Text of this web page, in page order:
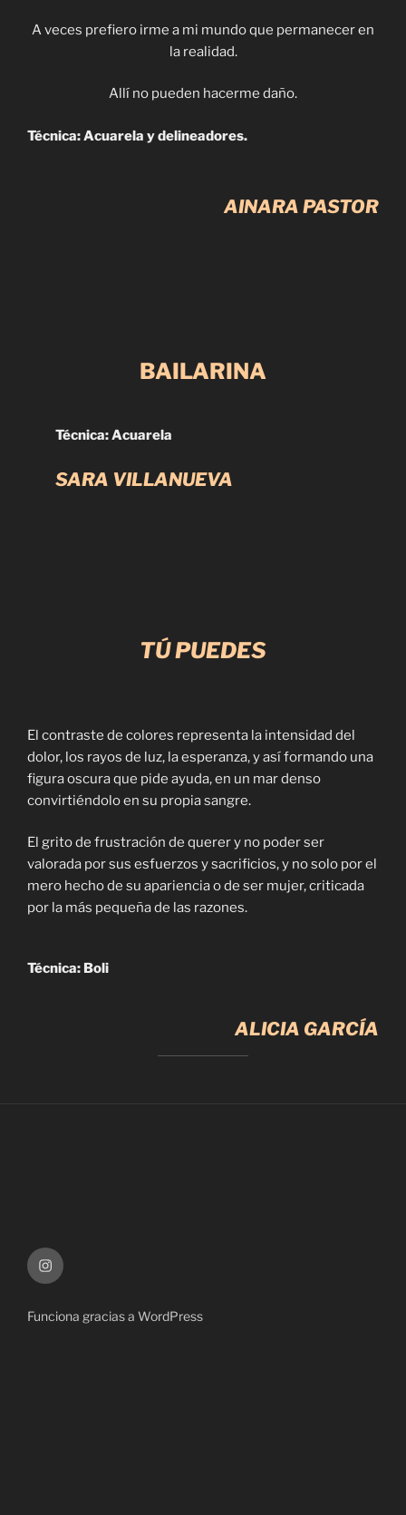
A veces prefiero irme a mi mundo que permanecer en
la realidad.
Allí no pueden hacerme daño.
Técnica: Acuarela y delineadores.
AINARA PASTOR
BAILARINA
Técnica: Acuarela
SARA VILLANUEVA
TÚ PUEDES
El contraste de colores representa la intensidad del
dolor, los rayos de luz, la esperanza, y así formando una
figura oscura que pide ayuda, en un mar denso
convirtiéndolo en su propia sangre.
El grito de frustración de querer y no poder ser
valorada por sus esfuerzos y sacrificios, y no solo por el
mero hecho de su apariencia o de ser mujer, criticada
por la más pequeña de las razones.
Técnica: Boli
ALICIA GARCÍA
Instagram
Funciona gracias a WordPress